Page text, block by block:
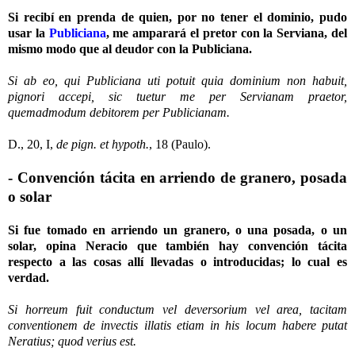
Si recibí en prenda de quien, por no tener el dominio, pudo
usar la Publiciana, me amparará el pretor con la Serviana, del
mismo modo que al deudor con la Publiciana.
Si ab eo, qui Publiciana uti potuit quia dominium non habuit,
pignori accepi, sic tuetur me per Servianam praetor,
quemadmodum debitorem per Publicianam.
D., 20, I, de pign. et hypoth., 18 (Paulo).
- Convención tácita en arriendo de granero, posada
o solar
Si fue tomado en arriendo un granero, o una posada, o un
solar, opina Neracio que también hay convención tácita
respecto a las cosas allí llevadas o introducidas; lo cual es
verdad.
Si horreum fuit conductum vel deversorium vel area, tacitam
conventionem de invectis illatis etiam in his locum habere putat
Neratius; quod verius est.